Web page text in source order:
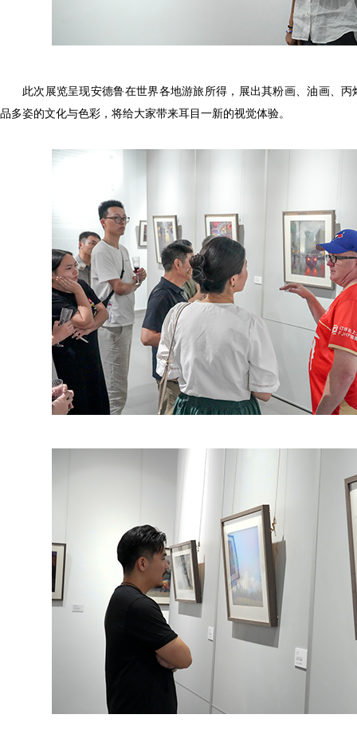
此次展览呈现安德鲁在世界各地游旅所得，展出其粉画、油画、
品多姿的文化与色彩，将给大家带来耳目一新的视觉体验。